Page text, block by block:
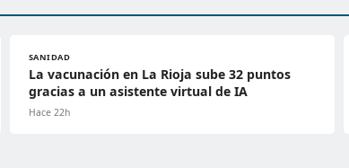
SANIDAD
La vacunación en La Rioja sube 32 puntos
gracias a un asistente virtual de IA
Hace 22h